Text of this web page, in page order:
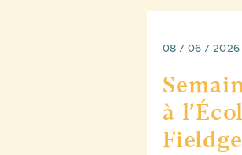
08 / 06 / 2026
à